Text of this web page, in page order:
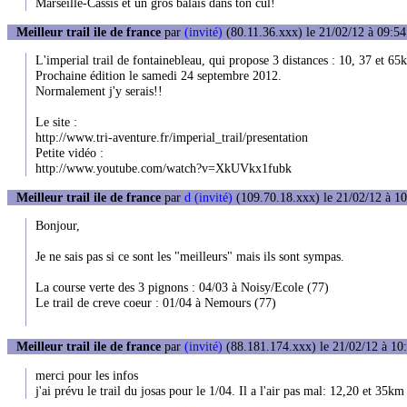
Marseille-Cassis et un gros balais dans ton cul!
Meilleur trail ile de france par (invité) (80.11.36.xxx) le 21/02/12 à
L'imperial trail de fontainebleau, qui propose 3 distances : 10, 37 et
Prochaine édition le samedi 24 septembre 2012.
Normalement j'y serais!!
Le site :
http://www.tri-aventure.fr/imperial_trail/presentation
Petite vidéo :
http://www.youtube.com/watch?v=XkUVkx1fubk
Meilleur trail ile de france par d (invité) (109.70.18.xxx) le 21/02/12 à
Bonjour,
Je ne sais pas si ce sont les "meilleurs" mais ils sont sympas.
La course verte des 3 pignons : 04/03 à Noisy/Ecole (77)
Le trail de creve coeur : 01/04 à Nemours (77)
Meilleur trail ile de france par (invité) (88.181.174.xxx) le 21/02/12 à
merci pour les infos
j'ai prévu le trail du josas pour le 1/04. Il a l'air pas mal: 12,20 et 35km